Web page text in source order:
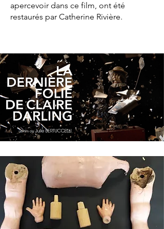
apercevoir dans ce film, ont été
restaurés par Catherine Rivière.